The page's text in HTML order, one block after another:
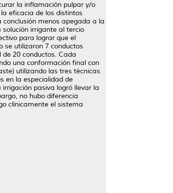
la inflamación pulpar y/o
eficacia de los distintos
menos apegada a la
irrigante al tercio
para lograr que el
se utilizaron 7 conductos
20 conductos. Cada
una conformación final con
utilizando las tres técnicas
en la especialidad de
pasiva logró llevar la
no hubo diferencia
clínicamente el sistema